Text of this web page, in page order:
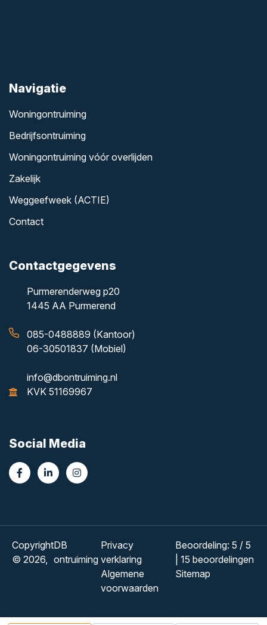
Navigatie
Woningontruiming
Bedrijfsontruiming
Woningontruiming vóór overlijden
Zakelijk
Weggeefweek (ACTIE)
Contact
Contactgegevens
Purmerenderweg p20
1445 AA Purmerend
085-0488889 (Kantoor)
06-30501837 (Mobiel)
info@dbontruiming.nl
KVK 51169967
Social Media
Copyright
© 2026,
DB
ontruiming
Privacy
verklaring
Algemene
voorwaarden
Beoordeling:5 /5
|15 beoordelingen
Sitemap